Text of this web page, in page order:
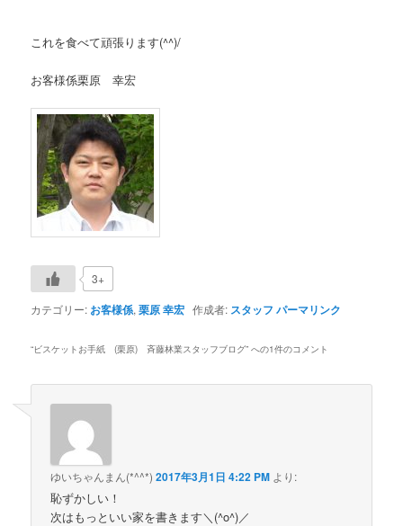
これを食べて頑張ります(^^)/
お客様係栗原 幸宏
3+
カテゴリー: お客様係,栗原 幸宏 作成者: スタッフ パーマリンク
“ビスケットお手紙 (栗原) 斉藤林業スタッフブログ” への1件のコメント
ゆいちゃんまん(*^^*) 2017年3月1日 4:22 PM より:
恥ずかしい！
次はもっといい家を書きます＼(^o^)／